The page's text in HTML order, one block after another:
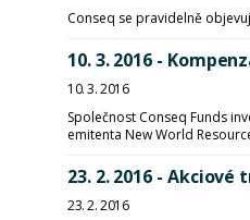
Conseq se pravidelně
10. 3. 2016 -
10. 3. 2016
Společnost Conseq Funds
emitenta New World
23. 2. 2016 -
23. 2. 2016